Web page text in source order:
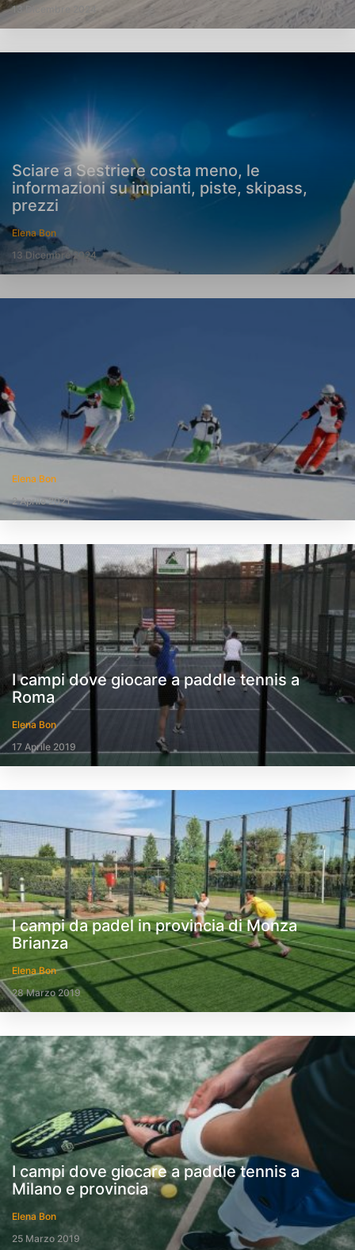
13 Dicembre 2024
Sciare a Sestriere costa meno, le
informazioni su impianti, piste, skipass,
prezzi
Elena Bon
13 Dicembre 2024
Elena Bon
2 Aprile 2021
I campi dove giocare a paddle tennis a
Roma
Elena Bon
17 Aprile 2019
I campi da padel in provincia di Monza
Brianza
Elena Bon
28 Marzo 2019
I campi dove giocare a paddle tennis a
Milano e provincia
Elena Bon
25 Marzo 2019